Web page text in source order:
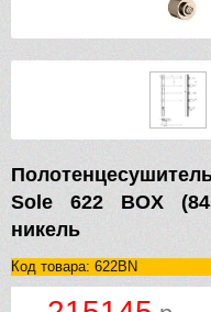
Sole 622 BOX
никель
Код товара: 622BN